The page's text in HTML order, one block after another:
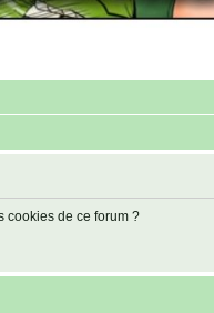
cookies de ce forum ?